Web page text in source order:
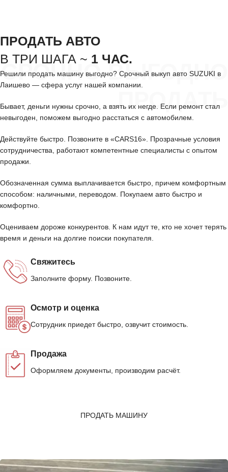
СРОЧНО ВЫГОДНО
ПРОДАТЬ
ПРОДАТЬ АВТО
В ТРИ ШАГА ~ 1 ЧАС.
Решили продать машину выгодно? Срочный выкуп авто SUZUKI в
Лаишево — сфера услуг нашей компании.
Бывает, деньги нужны срочно, а взять их негде. Если ремонт стал
невыгоден, поможем выгодно расстаться с автомобилем.
Действуйте быстро. Позвоните в «CARS16». Прозрачные условия
сотрудничества, работают компетентные специалисты с опытом
продажи.
Обозначенная сумма выплачивается быстро, причем комфортным
способом: наличными, переводом. Покупаем авто быстро и
комфортно.
Оцениваем дороже конкурентов. К нам идут те, кто не хочет терять
время и деньги на долгие поиски покупателя.
Свяжитесь
Заполните форму. Позвоните.
Осмотр и оценка
Сотрудник приедет быстро, озвучит стоимость.
Продажа
Оформляем документы, производим расчёт.
ПРОДАТЬ МАШИНУ